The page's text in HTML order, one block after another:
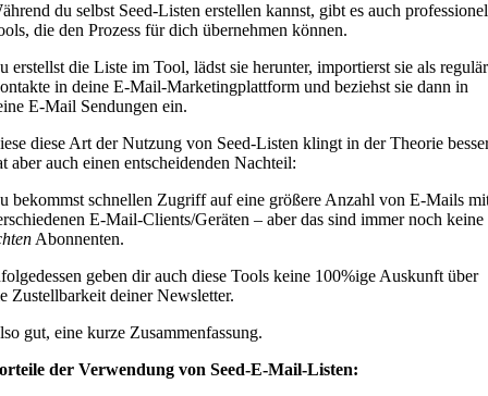
du selbst Seed-Listen erstellen kannst, gibt es auch
die den Prozess für dich übernehmen können.
erstellst die Liste im Tool, lädst sie herunter, importierst sie als
in deine E-Mail-Marketingplattform und beziehst sie dann in
E-Mail Sendungen ein.
diese Art der Nutzung von Seed-Listen klingt in der Theorie
aber auch einen entscheidenden Nachteil:
bekommst schnellen Zugriff auf eine größere Anzahl von E-Mails
E-Mail-Clients/Geräten – aber das sind immer noch keine
Abonnenten.
geben dir auch diese Tools keine 100%ige Auskunft über
Zustellbarkeit deiner Newsletter.
gut, eine kurze Zusammenfassung.
der Verwendung von Seed-E-Mail-Listen: